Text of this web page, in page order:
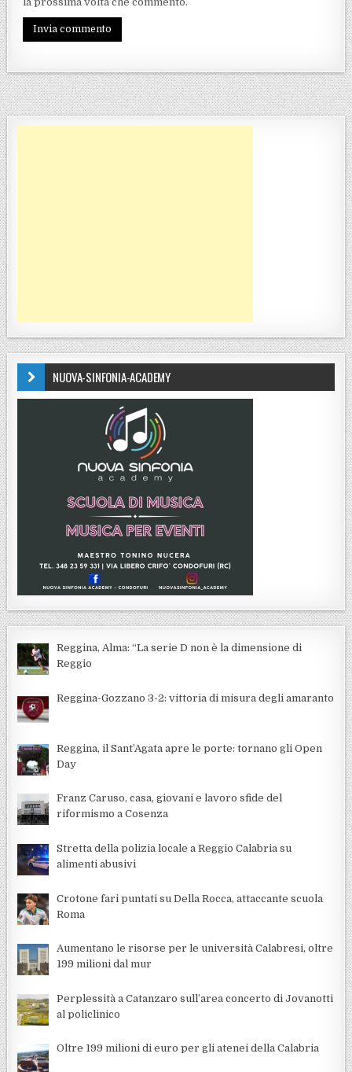
NUOVA-SINFONIA-ACADEMY
Reggina, Alma: “La serie D non è la dimensione di
Reggio
Reggina-Gozzano 3-2: vittoria di misura degli amaranto
Reggina, il Sant’Agata apre le porte: tornano gli Open
Day
Franz Caruso, casa, giovani e lavoro sfide del
riformismo a Cosenza
Stretta della polizia locale a Reggio Calabria su
alimenti abusivi
Crotone fari puntati su Della Rocca, attaccante scuola
Roma
Aumentano le risorse per le università Calabresi, oltre
199 milioni dal mur
Perplessità a Catanzaro sull’area concerto di Jovanotti
al policlinico
Oltre 199 milioni di euro per gli atenei della Calabria